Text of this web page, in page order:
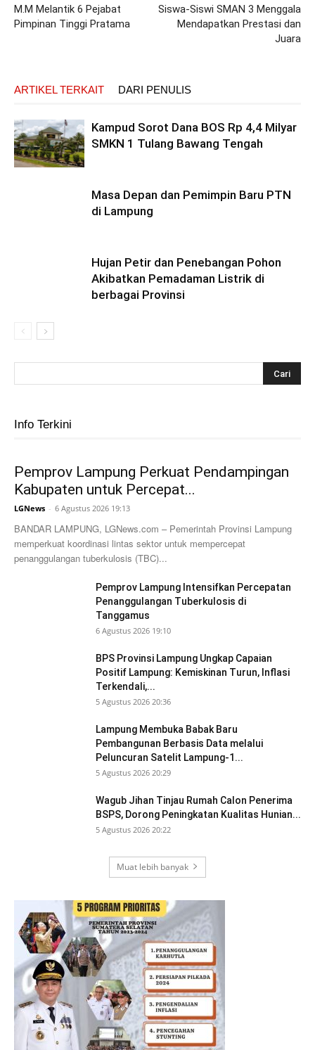
M.M Melantik 6 Pejabat
Pimpinan Tinggi Pratama
Siswa-Siswi SMAN 3 Menggala
Mendapatkan Prestasi dan
Juara
ARTIKEL TERKAIT DARI PENULIS
Kampud Sorot Dana BOS Rp 4,4 Milyar
SMKN 1 Tulang Bawang Tengah
Masa Depan dan Pemimpin Baru PTN
di Lampung
Hujan Petir dan Penebangan Pohon
Akibatkan Pemadaman Listrik di
berbagai Provinsi
Info Terkini
Pemprov Lampung Perkuat Pendampingan
Kabupaten untuk Percepat...
LGNews - 6 Agustus 2026 19:13
BANDAR LAMPUNG, LGNews.com – Pemerintah Provinsi Lampung
memperkuat koordinasi lintas sektor untuk mempercepat
penanggulangan tuberkulosis (TBC)...
Pemprov Lampung Intensifkan Percepatan
Penanggulangan Tuberkulosis di
Tanggamus
6 Agustus 2026 19:10
BPS Provinsi Lampung Ungkap Capaian
Positif Lampung: Kemiskinan Turun, Inflasi
Terkendali,...
5 Agustus 2026 20:36
Lampung Membuka Babak Baru
Pembangunan Berbasis Data melalui
Peluncuran Satelit Lampung-1...
5 Agustus 2026 20:29
Wagub Jihan Tinjau Rumah Calon Penerima
BSPS, Dorong Peningkatan Kualitas Hunian...
5 Agustus 2026 20:22
Muat lebih banyak